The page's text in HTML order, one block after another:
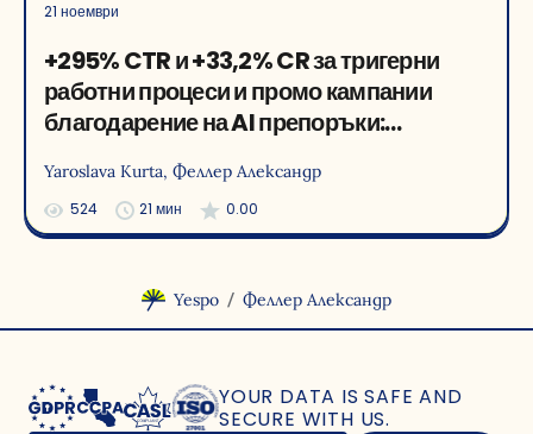
21 ноември
+295% CTR и +33,2% CR за тригерни
работни процеси и промо кампании
благодарение на AI препоръки:
Yaroslava Kurta, Феллер Александр
524 21 мин 0.00
Yespo / Феллер Александр
YOUR DATA IS SAFE AND
SECURE WITH US.